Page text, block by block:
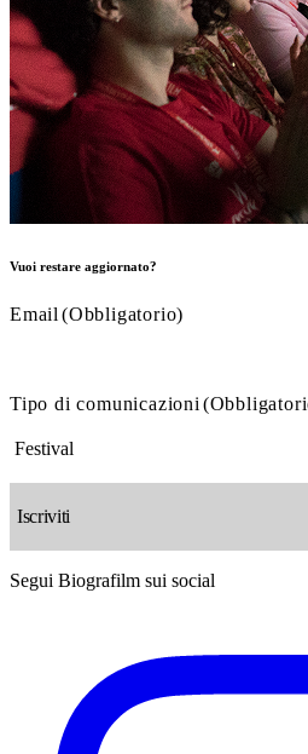
Vuoi restare aggiornato?
Email (Obbligatorio)
Tipo di comunicazioni
Segui Biografilm sui social